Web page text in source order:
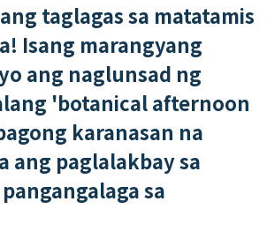
taglagas sa matatamis
Isang marangyang
ang naglunsad ng
'botanical afternoon
karanasan na
ang paglalakbay sa
sa